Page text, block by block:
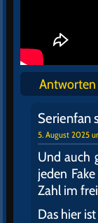
Antworten
Serienfan
5. August 2025
Und auch
jeden
Zahl im
Das hier ist